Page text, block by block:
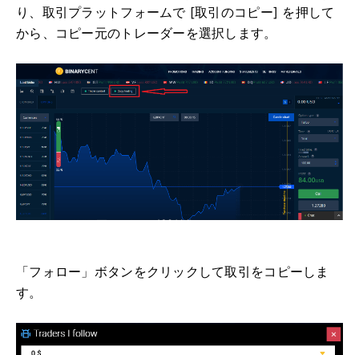
り、取引プラットフォームで [取引のコピー] を押して
から、コピー元のトレーダーを選択します。
「フォロー」ボタンをクリックして取引をコピーしま
す。